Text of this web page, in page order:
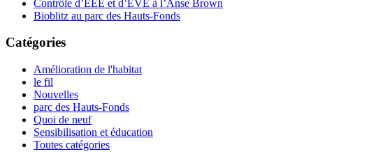
Contrôle d’EEE et d’EVE à l’Anse Brown
Bioblitz au parc des Hauts-Fonds
Catégories
Amélioration de l'habitat
le fil
Nouvelles
parc des Hauts-Fonds
Quoi de neuf
Sensibilisation et éducation
Toutes catégories